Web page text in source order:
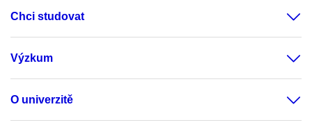
Chci studovat
Výzkum
O univerzitě